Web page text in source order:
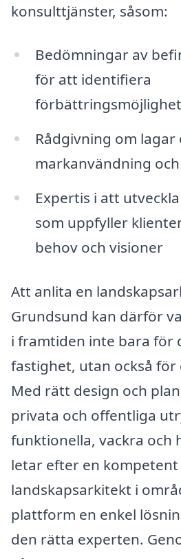
konsulttjänster, såsom:
Bedömningar av
för att identifiera
Rådgivning om
markanvändning
Expertis i att
som uppfyller
behov och visioner
Att anlita en
Grundsund kan därför
i framtiden inte bara för
fastighet, utan också för
Med rätt design och
privata och offentliga
funktionella, vackra och
letar efter en kompetent
landskapsarkitekt i
plattform en enkel
den rätta experten.